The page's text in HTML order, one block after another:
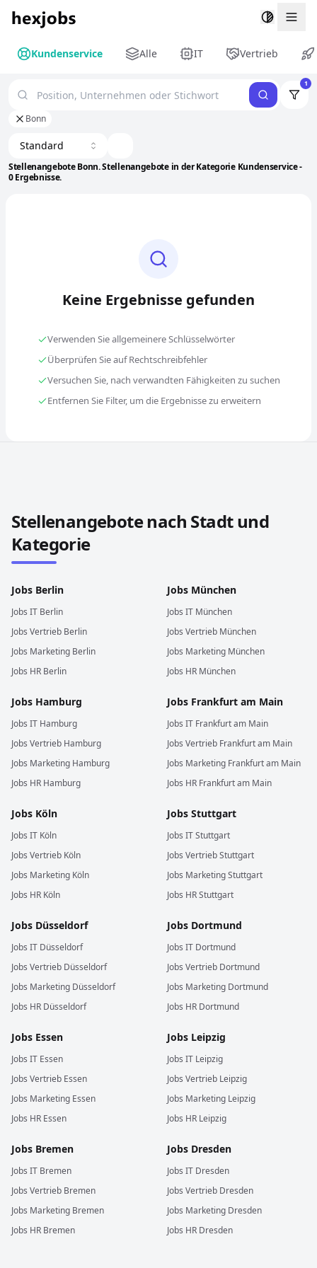
Kundenservice Alle IT Vertrieb
1
Bonn
Stellenangebote Bonn. Stellenangebote in der Kategorie Kundenservice -
0 Ergebnisse.
Standard
Keine Ergebnisse gefunden
Verwenden Sie allgemeinere Schlüsselwörter
Überprüfen Sie auf Rechtschreibfehler
Versuchen Sie, nach verwandten Fähigkeiten zu suchen
Entfernen Sie Filter, um die Ergebnisse zu erweitern
Stellenangebote nach Stadt und
Kategorie
Jobs Berlin
Jobs IT Berlin
Jobs Vertrieb Berlin
Jobs Marketing Berlin
Jobs HR Berlin
Jobs München
Jobs IT München
Jobs Vertrieb München
Jobs Marketing München
Jobs HR München
Jobs Hamburg
Jobs IT Hamburg
Jobs Vertrieb Hamburg
Jobs Marketing Hamburg
Jobs HR Hamburg
Jobs Frankfurt am Main
Jobs IT Frankfurt am Main
Jobs Vertrieb Frankfurt am Main
Jobs Marketing Frankfurt am Main
Jobs HR Frankfurt am Main
Jobs Köln
Jobs IT Köln
Jobs Vertrieb Köln
Jobs Marketing Köln
Jobs HR Köln
Jobs Stuttgart
Jobs ITStuttgart
Jobs VertriebStuttgart
Jobs MarketingStuttgart
Jobs HRStuttgart
Jobs Düsseldorf
Jobs IT Düsseldorf
Jobs Vertrieb Düsseldorf
Jobs Marketing Düsseldorf
Jobs HR Düsseldorf
Jobs Dortmund
Jobs IT Dortmund
Jobs Vertrieb Dortmund
Jobs Marketing Dortmund
Jobs HR Dortmund
Jobs Essen
Jobs IT Essen
Jobs Vertrieb Essen
Jobs Marketing Essen
Jobs HR Essen
Jobs Leipzig
Jobs IT Leipzig
Jobs Vertrieb Leipzig
Jobs Marketing Leipzig
Jobs HR Leipzig
Jobs Bremen
Jobs IT Bremen
Jobs Vertrieb Bremen
Jobs Marketing Bremen
Jobs HR Bremen
Jobs Dresden
Jobs IT Dresden
Jobs Vertrieb Dresden
Jobs Marketing Dresden
Jobs HR Dresden